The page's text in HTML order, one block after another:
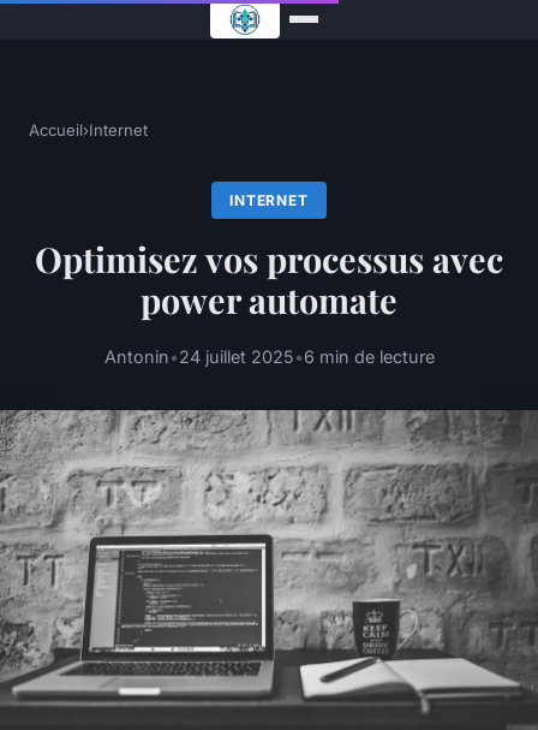
Accueil›Internet
INTERNET
Optimisez vos processus avec
power automate
Antonin•24 juillet 2025•6 min de lecture